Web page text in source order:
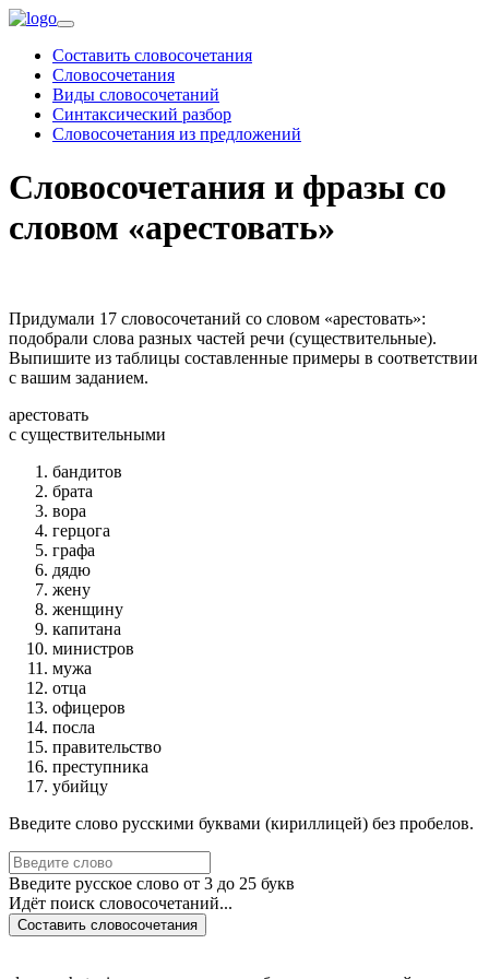
Составить словосочетания
Словосочетания
Виды словосочетаний
Синтаксический разбор
Словосочетания из предложений
Словосочетания и фразы со
словом «арестовать»
Придумали 17 словосочетаний со словом «арестовать»:
подобрали слова разных частей речи (существительные).
Выпишите из таблицы составленные примеры в соответствии
с вашим заданием.
арестовать
c существительными
бандитов
брата
вора
герцога
графа
дядю
жену
женщину
капитана
министров
мужа
отца
офицеров
посла
правительство
преступника
убийцу
Введите слово русскими буквами (кириллицей) без пробелов.
Введите русское слово от 3 до 25 букв
Идёт поиск словосочетаний...
Составить словосочетания